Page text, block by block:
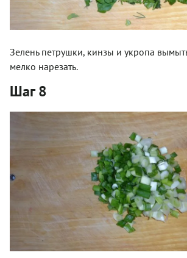
Зелень петрушки, кинзы и укропа
мелко нарезать.
Шаг 8